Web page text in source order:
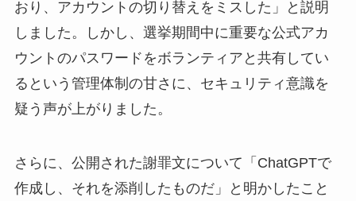
おり、アカウントの切り替えをミスした」と説明
しました。しかし、選挙期間中に重要な公式アカ
ウントのパスワードをボランティアと共有してい
るという管理体制の甘さに、セキュリティ意識を
疑う声が上がりました。
さらに、公開された謝罪文について「ChatGPTで
作成し、それを添削したものだ」と明かしたこと